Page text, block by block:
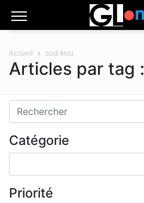
Accueil sud-kivu
Articles par tag :
Catégorie
Priorité